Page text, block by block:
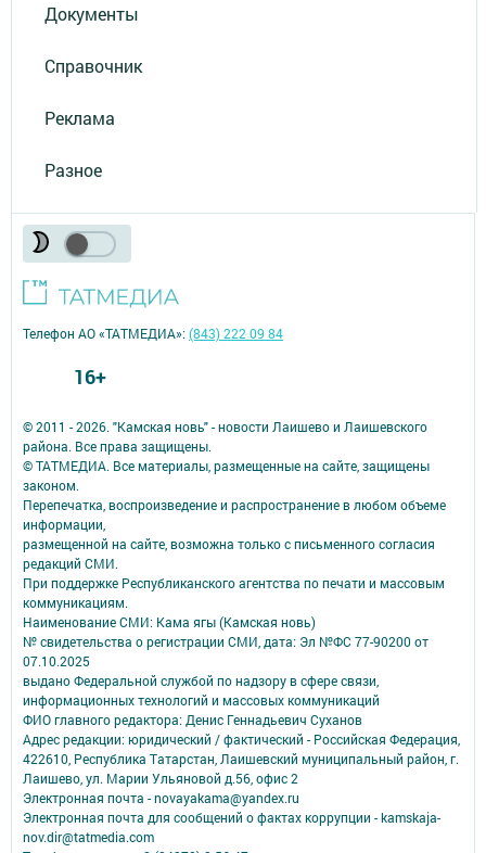
Документы
Справочник
Реклама
Разное
© 2011 - 2026. "Камская новь" - новости Лаишево и Лаишевского
района. Все права защищены.
© ТАТМЕДИА. Все материалы, размещенные на сайте, защищены
законом.
Перепечатка, воспроизведение и распространение в любом объеме
информации,
размещенной на сайте, возможна только с письменного согласия
редакций СМИ.
При поддержке Республиканского агентства по печати и массовым
коммуникациям.
Наименование СМИ: Кама ягы (Камская новь)
№ свидетельства о регистрации СМИ, дата: Эл №ФC 77-90200 от
07.10.2025
выдано Федеральной службой по надзору в сфере связи,
информационных технологий и массовых коммуникаций
ФИО главного редактора: Денис Геннадьевич Суханов
Адрес редакции: юридический / фактический - Российская Федерация,
422610, Республика Татарстан, Лаишевский муниципальный район, г.
Лаишево, ул. Марии Ульяновой д.56, офис 2
Электронная почта - novayakama@yandex.ru
Электронная почта для сообщений о фактах коррупции - kamskaja-
nov.dir@tatmedia.com
Телефон АО «ТАТМЕДИА»:(843) 222 09 84
16+